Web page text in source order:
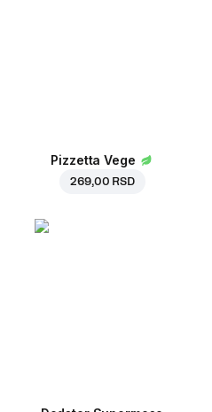
Pizzetta Vege
269,00 RSD